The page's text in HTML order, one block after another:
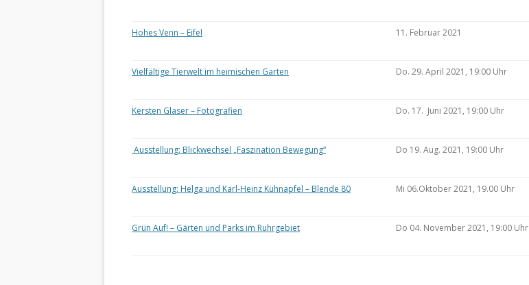
Hohes Venn – Eifel 11. Februar 2021
Vielfältige Tierwelt im heimischen Garten Do. 29. April 2021, 19:00 Uhr
Kersten Glaser – Fotografien Do. 17. Juni 2021, 19:00 Uhr
Ausstellung: Blickwechsel „Faszination Bewegung“ Do 19. Aug. 2021, 19:00 Uhr
Ausstellung: Helga und Karl-Heinz Kühnapfel – Blende 80 Mi 06.Oktober 2021, 19.00 Uhr
Grün Auf! – Gärten und Parks im Ruhrgebiet Do 04. November 2021, 19:00 Uhr